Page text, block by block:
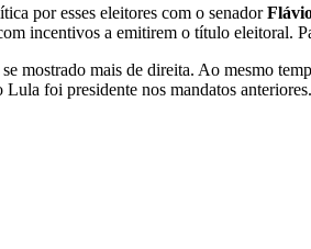
por esses eleitores com o senador
incentivos a emitirem o título eleitoral.
mostrado mais de direita. Ao mesmo
foi presidente nos mandatos